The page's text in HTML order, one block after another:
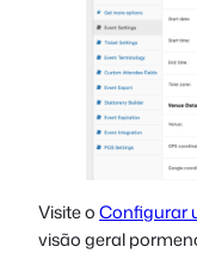
Visite oConfigurar
visão geral